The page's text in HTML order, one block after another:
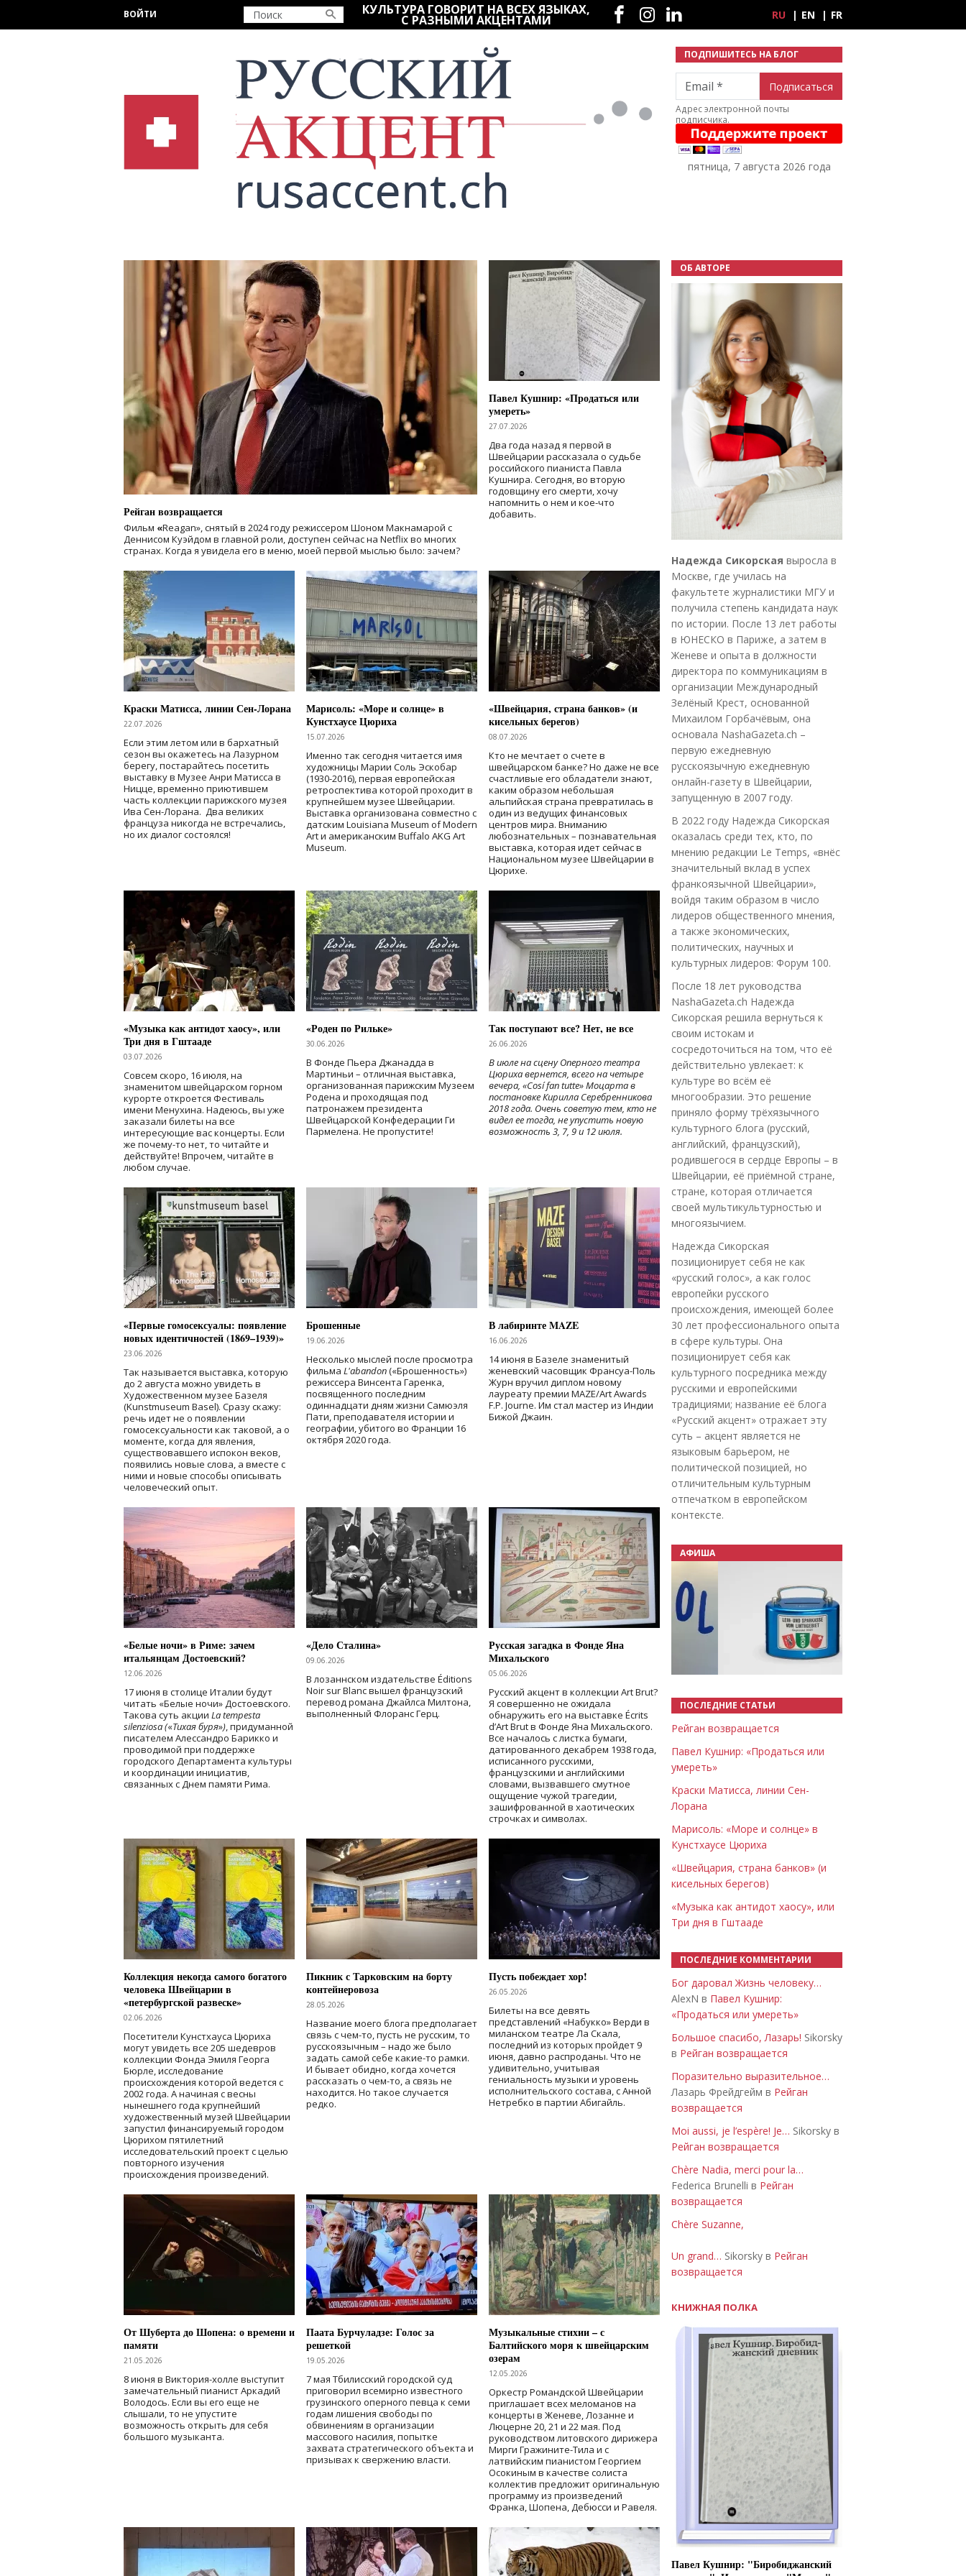
ВОЙТИ КУЛЬТУРА ГОВОРИТ НА ВСЕХ ЯЗЫКАХ,
С РАЗНЫМИ АКЦЕНТАМИ
Социальные сети
RU EN FR
ПОДПИШИТЕСЬ НА БЛОГ
Email
Адрес электронной почты
подписчика.
пятница, 7 августа 2026 года
Рейган возвращается
Фильм «Reagan», снятый в 2024 годурежиссером Шоном Макнамарой с
Деннисом Куэйдом в главной роли, доступен сейчас на Netflix во многих
странах. Когда я увидела его в меню, моей первой мыслью было: зачем?
Павел Кушнир: «Продаться или
умереть»
27.07.2026
Два года назад я первой в
Швейцарии рассказала о судьбе
российского пианиста Павла
Кушнира. Сегодня, во вторую
годовщину его смерти, хочу
напомнить о нем и кое-что
добавить.
Краски Матисса, линии Сен-Лорана
22.07.2026
Если этим летом или в бархатный
сезон вы окажетесь на Лазурном
берегу, постарайтесь посетить
выставку в Музее Анри Матисса в
Ницце, временно приютившем
часть коллекции парижского музея
Ива Сен-Лорана. Два великих
француза никогда не встречались,
но их диалог состоялся!
Марисоль: «Море и солнце» в
Кунстхаусе Цюриха
15.07.2026
Именно так сегодня читается имя
художницы Марии Соль Эскобар
(1930-2016), первая европейская
ретроспектива которой проходит в
крупнейшем музее Швейцарии.
Выставка организована совместно с
датским Louisiana Museum of Modern
Art и американским Buffalo AKG Art
Museum.
«Швейцария, страна банков» (и
кисельных берегов)
08.07.2026
Кто не мечтает о счете в
швейцарском банке? Но даже не все
счастливые его обладатели знают,
каким образом небольшая
альпийская страна превратилась в
один из ведущих финансовых
центров мира. Вниманию
любознательных – познавательная
выставка, которая идет сейчас в
Национальном музее Швейцарии в
Цюрихе.
«Музыка как антидот хаосу», или
Три дня в Гштааде
03.07.2026
Совсем скоро, 16 июля, на
знаменитом швейцарском горном
курорте откроется Фестиваль
имени Менухина. Надеюсь, вы уже
заказали билеты на все
интересующие вас концерты. Если
же почему-то нет, то читайте и
действуйте! Впрочем, читайте в
любом случае.
«Роден по Рильке»
30.06.2026
В Фонде Пьера Джанадда в
Мартиньи – отличная выставка,
организованная парижским Музеем
Родена и проходящая под
патронажем президента
Швейцарской Конфедерации Ги
Пармелена. Не пропустите!
Так поступают все? Нет, не все
26.06.2026
В июле на сцену Оперного театра
Цюриха вернется, всего на четыре
вечера, «Cosí fan tutte» Моцарта в
постановке Кирилла Серебренникова
2018 года. Очень советую тем, кто не
видел ее тогда, не упустить новую
возможность 3, 7, 9 и 12 июля.
«Первые гомосексуалы: появление
новых идентичностей (1869–1939)»
23.06.2026
Так называется выставка, которую
до 2 августа можно увидеть в
Художественном музее Базеля
(Kunstmuseum Basel). Сразу скажу:
речь идет не о появлении
гомосексуальности как таковой, а о
моменте, когда для явления,
существовавшего испокон веков,
появились новые слова, а вместе с
ними и новые способы описывать
человеческий опыт.
Брошенные
19.06.2026
Несколько мыслей после просмотра
фильма L'abandon(«Брошенность»)
режиссера Винсента Гаренка,
посвященного последним
одиннадцати дням жизни Самюэля
Пати, преподавателя истории и
географии, убитого во Франции 16
октября 2020 года.
В лабиринте MAZE
16.06.2026
14 июня в Базеле знаменитый
женевский часовщик Франсуа-Поль
Журн вручил диплом новому
лауреату премии MAZE/Art Awards
F.P. Journe. Им стал мастер из Индии
Бижой Джаин.
«Белые ночи» в Риме: зачем
итальянцам Достоевский?
12.06.2026
17 июня в столице Италии будут
читать «Белые ночи» Достоевского.
Такова суть акции La tempesta
silenziosa («Тихая буря»), придуманной
писателем Алессандро Барикко и
проводимой при поддержке
городского Департамента культуры
и координации инициатив,
связанных с Днем памяти Рима.
«Дело Сталина»
09.06.2026
В лозаннском издательстве Éditions
Noir sur Blanc вышел французский
перевод романа Джайлса Милтона,
выполненный Флоранс Герц.
Русская загадка в Фонде Яна
Михальского
05.06.2026
Русский акцент в коллекции Art Brut?
Я совершенно не ожидала
обнаружить его на выставке Écrits
d’Art Brut в Фонде Яна Михальского.
Все началось с листка бумаги,
датированного декабрем 1938 года,
исписанного русскими,
французскими и английскими
словами, вызвавшего смутное
ощущение чужой трагедии,
зашифрованной в хаотических
строчках и символах.
Коллекция некогда самого богатого
человека Швейцарии в
«петербургской развеске»
02.06.2026
Посетители Кунстхауса Цюриха
могут увидеть все 205 шедевров
коллекции Фонда Эмиля Георга
Бюрле, исследование
происхождения которой ведется с
2002 года. А начиная с весны
нынешнего года крупнейший
художественный музей Швейцарии
запустил финансируемый городом
Цюрихом пятилетний
исследовательский проект с целью
повторного изучения
происхождения произведений.
Пикник с Тарковским на борту
контейнеровоза
28.05.2026
Название моего блога предполагает
связь с чем-то, пусть не русским, то
русскоязычным – надо же было
задать самой себе какие-то рамки.
И бывает обидно, когда хочется
рассказать о чем-то, а связь не
находится. Но такое случается
редко.
Пусть побеждает хор!
26.05.2026
Билеты на все девять
представлений «Набукко» Верди в
миланском театре Ла Скала,
последний из которых пройдет 9
июня, давно распроданы. Что не
удивительно, учитывая
гениальность музыки и уровень
исполнительского состава, с Анной
Нетребко в партии Абигайль.
От Шуберта до Шопена: о времени и
памяти
21.05.2026
8 июня в Виктория-холле выступит
замечательный пианист Аркадий
Володось. Если вы его еще не
слышали, то не упустите
возможность открыть для себя
большого музыканта.
Паата Бурчуладзе: Голос за
решеткой
19.05.2026
7 мая Тбилисский городской суд
приговорил всемирно известного
грузинского оперного певца к семи
годам лишения свободы по
обвинениям в организации
массового насилия, попытке
захвата стратегического объекта и
призывах к свержению власти.
Музыкальные стихии – с
Балтийского моря к швейцарским
озерам
12.05.2026
Оркестр Романдской Швейцарии
приглашает всех меломанов на
концерты в Женеве, Лозанне и
Люцерне 20, 21 и 22 мая. Под
руководством литовского дирижера
Мирги Гражините-Тила и с
латвийским пианистом Георгием
Осокиным в качестве солиста
коллектив предложит оригинальную
программу из произведений
Франка, Шопена, Дебюсси и Равеля.
ОБ АВТОРЕ
Надежда Сикорская выросла в
Москве, где училась на
факультете журналистики МГУ и
получила степень кандидата наук
по истории. После 13 лет работы
в ЮНЕСКО в Париже, а затем в
Женеве и опыта в должности
директора по коммуникациям в
организации Международный
Зелёный Крест, основанной
Михаилом Горбачёвым, она
основала NashaGazeta.ch –
первую ежедневную
русскоязычную ежедневную
онлайн-газету в Швейцарии,
запущенную в 2007 году.
В 2022 году Надежда Сикорская
оказалась среди тех, кто, по
мнению редакции Le Temps, «внёс
значительный вклад в успех
франкоязычной Швейцарии»,
войдя таким образом в число
лидеров общественного мнения,
а также экономических,
политических, научных и
культурных лидеров: Форум 100.
После 18 лет руководства
NashaGazeta.ch Надежда
Сикорская решила вернуться к
своим истокам и
сосредоточиться на том, что её
действительно увлекает: к
культуре во всём её
многообразии. Это решение
приняло форму трёхязычного
культурного блога (русский,
английский, французский),
родившегося в сердце Европы – в
Швейцарии, её приёмной стране,
стране, которая отличается
своей мультикультурностью и
многоязычием.
Надежда Сикорская
позиционирует себя не как
«русский голос», а как голос
европейки русского
происхождения, имеющей более
30 лет профессионального опыта
в сфере культуры. Она
позиционирует себя как
культурного посредника между
русскими и европейскими
традициями; название её блога
«Русский акцент» отражает эту
суть – акцент является не
языковым барьером, не
политической позицией, но
отличительным культурным
отпечатком в европейском
контексте.
АФИША
ПОСЛЕДНИЕ СТАТЬИ
Рейган возвращается
Павел Кушнир: «Продаться или
умереть»
Краски Матисса, линии Сен-
Лорана
Марисоль: «Море и солнце» в
Кунстхаусе Цюриха
«Швейцария, страна банков» (и
кисельных берегов)
«Музыка как антидот хаосу», или
Три дня в Гштааде
ПОСЛЕДНИЕ КОММЕНТАРИИ
Бог даровал Жизнь человеку…
AlexN в Павел Кушнир:
«Продаться или умереть»
Большое спасибо, Лазарь! Sikorsky
в Рейган возвращается
Поразительно выразительное…
Лазарь Фрейдгейм в Рейган
возвращается
Moi aussi, je l’espère! Je… Sikorsky в
Рейган возвращается
Chère Nadia, merci pour la…
Federica Brunelli в Рейган
возвращается
Chère Suzanne,
Un grand… Sikorsky в Рейган
возвращается
КНИЖНАЯ ПОЛКА
Павел Кушнир: "Биробиджанский